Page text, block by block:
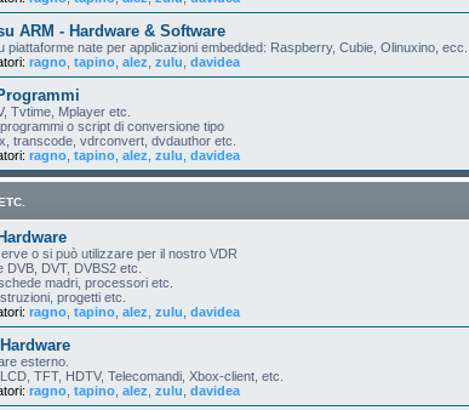
ARM - Hardware & Software
piattaforme nate per applicazioni embedded: Raspberry, Cubie, Olinuxino, ecc...
ragno tapino alez zulu davidea
Tvtime, Mplayer etc.
o script di conversione tipo
transcode, vdrconvert, dvdauthor etc.
ragno tapino alez zulu davidea
o si può utilizzare per il nostro VDR
DVB, DVT, DVBS2 etc.
madri, processori etc.
progetti etc.
ragno tapino alez zulu davidea
esterno.
TFT, HDTV, Telecomandi, Xbox-client, etc.
ragno tapino alez zulu davidea